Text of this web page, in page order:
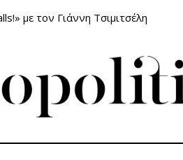
με τον Γιάννη Τσιμιτσέλη